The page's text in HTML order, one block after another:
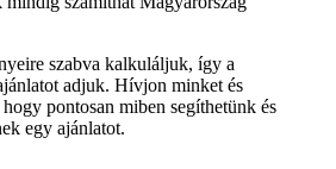
egy csapatot Tehertaxi azonnal